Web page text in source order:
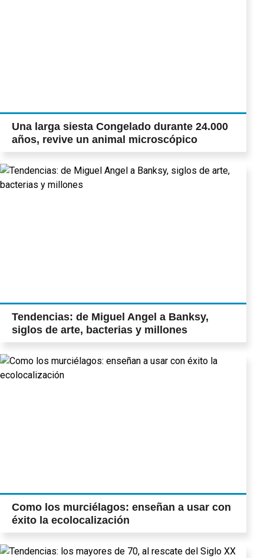
Una larga siesta Congelado durante 24.000
años, revive un animal microscópico
Tendencias: de Miguel Angel a Banksy,
siglos de arte, bacterias y millones
Como los murciélagos: enseñan a usar con
éxito la ecolocalización